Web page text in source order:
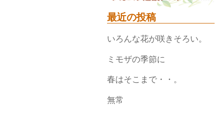
最近の投稿
いろんな花が咲きそろい。
ミモザの季節に
春はそこまで・・。
無常